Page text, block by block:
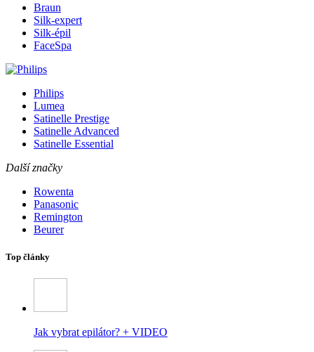
Braun
Silk-expert
Silk-épil
FaceSpa
Philips
Lumea
Satinelle Prestige
Satinelle Advanced
Satinelle Essential
Další značky
Rowenta
Panasonic
Remington
Beurer
Top články
Jak vybrat epilátor? + VIDEO